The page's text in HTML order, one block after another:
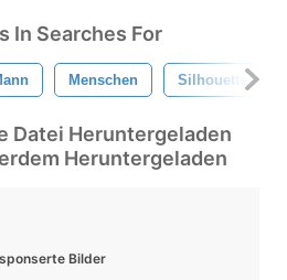
In Searches For
Menschen Silhouette
Datei Heruntergeladen
Heruntergeladen
Bilder